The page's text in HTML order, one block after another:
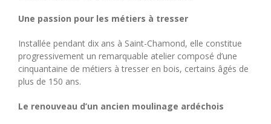
Une passion pour les métiers à tresser
Installée pendant dix ans à Saint-Chamond, elle constitue
progressivement un remarquable atelier composé d’une
cinquantaine de métiers à tresser en bois, certains âgés de
plus de 150 ans.
Le renouveau d’un ancien moulinage ardéchois